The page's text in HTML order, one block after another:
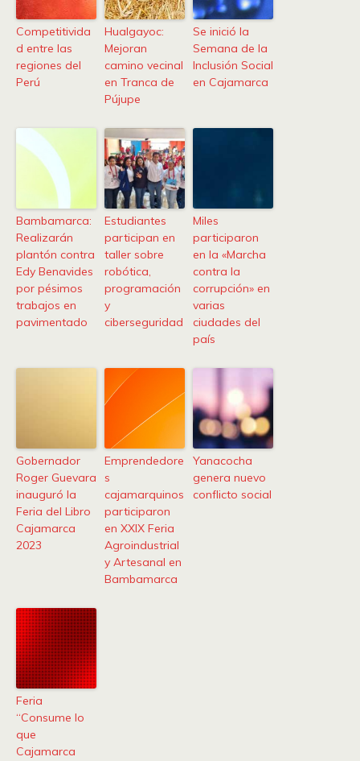
Competitivida
d entre las
regiones del
Perú
Hualgayoc:
Mejoran
camino vecinal
en Tranca de
Pújupe
Se inició la
Semana de la
Inclusión Social
en Cajamarca
Bambamarca:
Realizarán
plantón contra
Edy Benavides
por pésimos
trabajos en
pavimentado
Estudiantes
participan en
taller sobre
robótica,
programación
y
ciberseguridad
Miles
participaron
en la «Marcha
contra la
corrupción» en
varias
ciudades del
país
Gobernador
Roger Guevara
inauguró la
Feria del Libro
Cajamarca
2023
Emprendedore
s
cajamarquinos
participaron
en XXIX Feria
Agroindustrial
y Artesanal en
Bambamarca
Yanacocha
genera nuevo
conflicto social
Feria
“Consume lo
que
Cajamarca